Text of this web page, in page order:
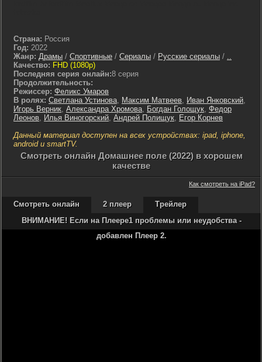
Страна: Россия
Год: 2022
Жанр: Драмы / Спортивные / Сериалы / Русские сериалы / ..
Качество: FHD (1080p)
Последняя серия онлайн:8 серия
Продолжительность:
Режиссер: Феликс Умаров
В ролях: Светлана Устинова, Максим Матвеев, Иван Янковский,
Игорь Верник, Александра Хромова, Богдан Голощук, Федор
Леонов, Илья Виногорский, Андрей Полищук, Егор Корнев
Данный материал доступен на всех устройствах: ipad, iphone,
android и smartTV.
Cмотреть онлайн Домашнее поле (2022) в хорошем
качестве
Как смотреть на iPad?
Смотреть онлайн 2 плеер
Трейлер
ВНИМАНИЕ! Если на Плеере1 проблемы или неудобства -
добавлен Плеер 2.